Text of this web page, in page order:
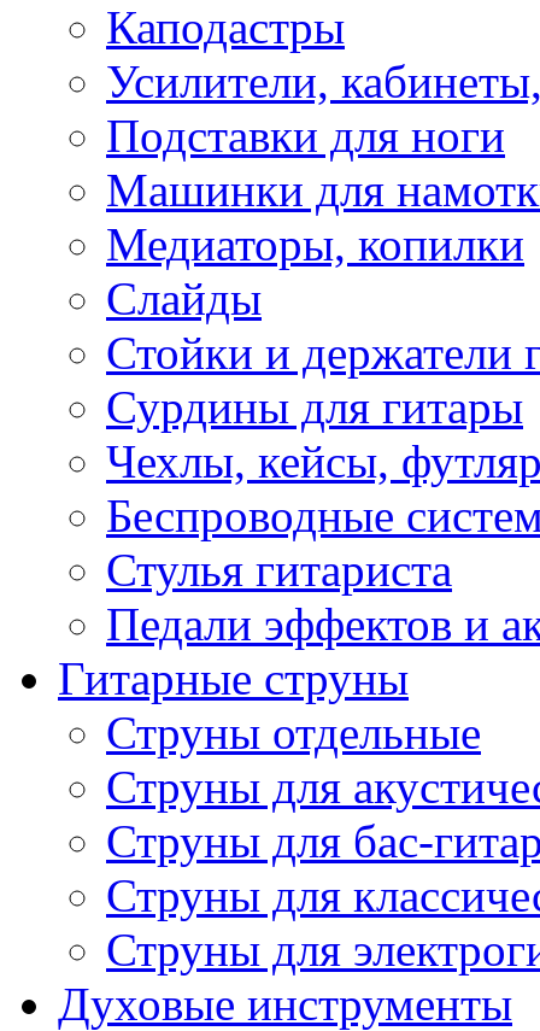
Каподастры
Усилители,
Подставки для ноги
Машинки для
Медиаторы, копилки
Слайды
Стойки и держатели
Сурдины для гитары
Чехлы, кейсы,
Беспроводные
Стулья гитариста
Педали эффектов и
Гитарные струны
Струны отдельные
Струны для
Струны для бас-
Струны для
Струны для
Духовые инструменты